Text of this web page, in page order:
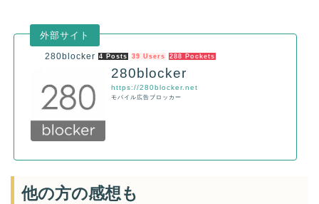
280blocker 4 Posts 39 Users 288 Pockets
280blocker
https://280blocker.net
モバイル広告ブロッカー
他の方の感想も